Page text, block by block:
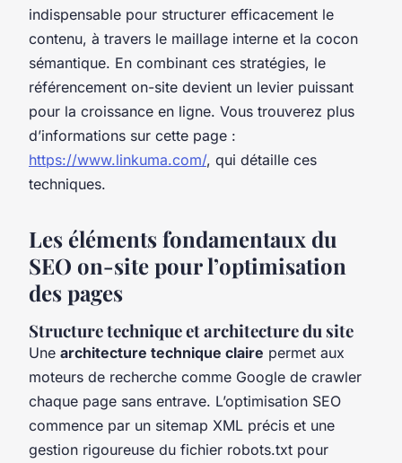
indispensable pour structurer efficacement le
contenu, à travers le maillage interne et la cocon
sémantique. En combinant ces stratégies, le
référencement on-site devient un levier puissant
pour la croissance en ligne. Vous trouverez plus
d’informations sur cette page :
https://www.linkuma.com/, qui détaille ces
techniques.
Les éléments fondamentaux du
SEO on-site pour l’optimisation
des pages
Structure technique et architecture du site
Une architecture technique claire permet aux
moteurs de recherche comme Google de crawler
chaque page sans entrave. L’optimisation SEO
commence par un sitemap XML précis et une
gestion rigoureuse du fichier robots.txt pour